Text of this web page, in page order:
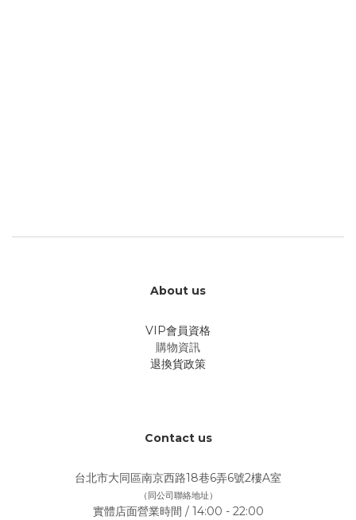
About us
VIP會員資格
購物資訊
退換貨政策
Contact us
台北市大同區南京西路18巷6弄6號2樓A室
（同公司聯絡地址）
實體店面營業時間 / 14:00 - 22:00